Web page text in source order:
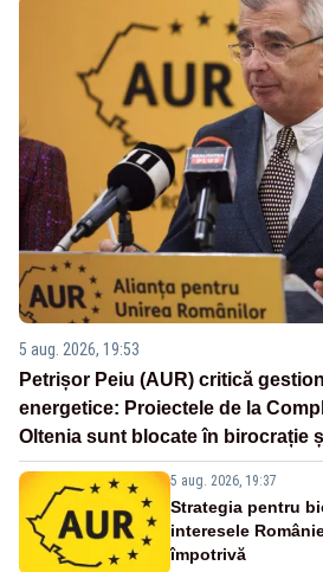
5 aug. 2026, 19:53
Petrișor Peiu (AUR) critică
energetice: Proiectele de la
Oltenia sunt blocate în birocrație
5 aug. 2026, 19:37
Strategia pentru
interesele
împotrivă